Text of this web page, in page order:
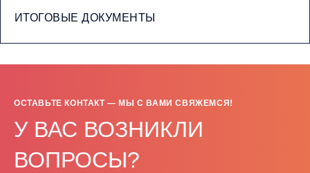
ИТОГОВЫЕ ДОКУМЕНТЫ
ОСТАВЬТЕ КОНТАКТ — МЫ С ВАМИ СВЯЖЕМСЯ!
У ВАС ВОЗНИКЛИ
ВОПРОСЫ?